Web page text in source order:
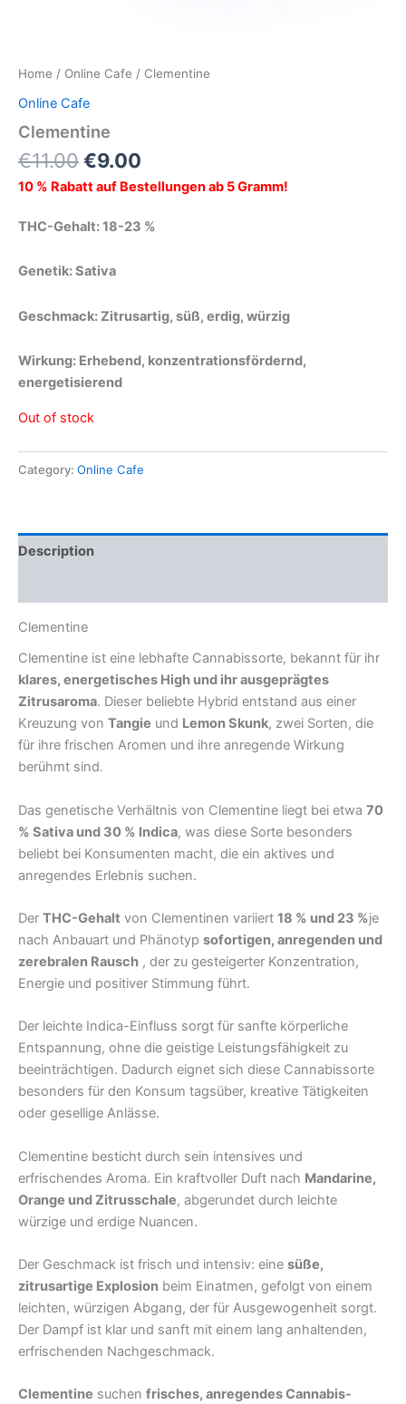
Home / Online Cafe / Clementine
Online Cafe
Clementine
€11.00€9.00
10 % Rabatt auf Bestellungen ab 5 Gramm!
THC-Gehalt: 18-23 %
Genetik: Sativa
Geschmack: Zitrusartig, süß, erdig, würzig
Wirkung: Erhebend, konzentrationsfördernd,
energetisierend
Out of stock
Category: Online Cafe
Description
Clementine
Clementine ist eine lebhafte Cannabissorte, bekannt für ihr
klares, energetisches High und ihr ausgeprägtes
Zitrusaroma. Dieser beliebte Hybrid entstand aus einer
Kreuzung von Tangie und Lemon Skunk, zwei Sorten, die
für ihre frischen Aromen und ihre anregende Wirkung
berühmt sind.
Das genetische Verhältnis von Clementine liegt bei etwa 70
% Sativa und 30 % Indica, was diese Sorte besonders
beliebt bei Konsumenten macht, die ein aktives und
anregendes Erlebnis suchen.
Der THC-Gehalt von Clementinen variiert 18 % und 23 %je
nach Anbauart und Phänotyp sofortigen, anregenden und
zerebralen Rausch , der zu gesteigerter Konzentration,
Energie und positiver Stimmung führt.
Der leichte Indica-Einfluss sorgt für sanfte körperliche
Entspannung, ohne die geistige Leistungsfähigkeit zu
beeinträchtigen. Dadurch eignet sich diese Cannabissorte
besonders für den Konsum tagsüber, kreative Tätigkeiten
oder gesellige Anlässe.
Clementine besticht durch sein intensives und
erfrischendes Aroma. Ein kraftvoller Duft nach Mandarine,
Orange und Zitrusschale, abgerundet durch leichte
würzige und erdige Nuancen.
Der Geschmack ist frisch und intensiv: eine süße,
zitrusartige Explosion beim Einatmen, gefolgt von einem
leichten, würzigen Abgang, der für Ausgewogenheit sorgt.
Der Dampf ist klar und sanft mit einem lang anhaltenden,
erfrischenden Nachgeschmack.
Clementine suchen frisches, anregendes Cannabis-